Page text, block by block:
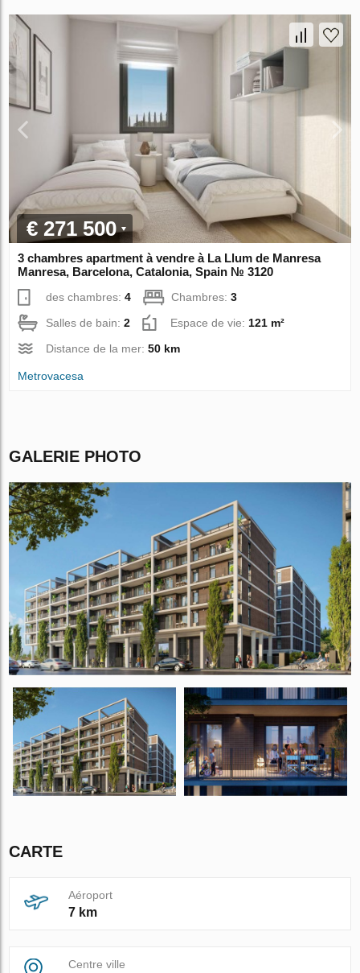
€ 271 500
3 chambres apartment à vendre à La Llum de Manresa
Manresa, Barcelona, Catalonia, Spain № 3120
des chambres:4 Chambres:3
Salles de bain:2 Espace de vie: 121 m²
Distance de la mer:50 km
Metrovacesa
GALERIE PHOTO
CARTE
Aéroport
7 km
Centre ville